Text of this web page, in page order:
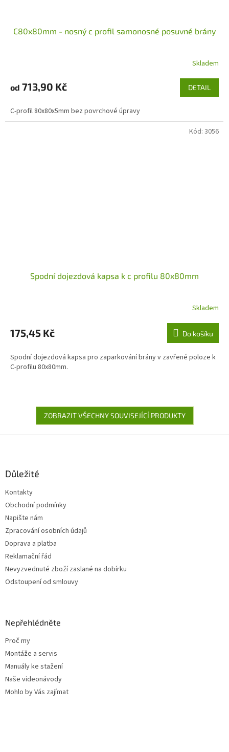
C80x80mm - nosný c profil samonosné posuvné brány
Skladem
od 713,90 Kč DETAIL
C-profil 80x80x5mm bez povrchové úpravy
Spodní dojezdová kapsa k c profilu 80x80mm
Skladem
175,45 Kč Do košíku
Spodní dojezdová kapsa pro zaparkování brány v zavřené poloze k
C-profilu 80x80mm.
Kód: 3056
ZOBRAZIT VŠECHNY SOUVISEJÍCÍ PRODUKTY
Důležité
Kontakty
Obchodní podmínky
Napište nám
Zpracování osobních údajů
Doprava a platba
Reklamační řád
Nevyzvednuté zboží zaslané na dobírku
Odstoupení od smlouvy
Nepřehlédněte
Proč my
Montáže a servis
Manuály ke stažení
Naše videonávody
Mohlo by Vás zajímat